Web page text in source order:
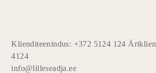
Klienditeenindus: +372 5124 124
4124
info@lilleseadja.ee